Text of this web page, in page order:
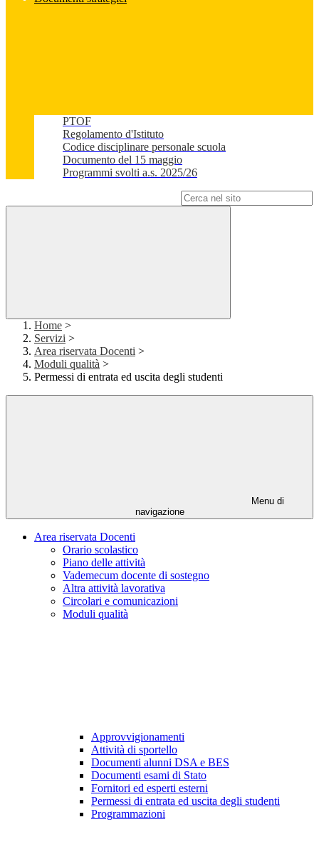
PTOF
Regolamento d'Istituto
Codice disciplinare personale scuola
Documento del 15 maggio
Programmi svolti a.s. 2025/26
Home >
Servizi >
Area riservata Docenti >
Moduli qualità >
Permessi di entrata ed uscita degli studenti
Menu di
navigazione
Area riservata Docenti
Orario scolastico
Piano delle attività
Vademecum docente di sostegno
Altra attività lavorativa
Circolari e comunicazioni
Moduli qualità
Approvvigionamenti
Attività di sportello
Documenti alunni DSA e BES
Documenti esami di Stato
Fornitori ed esperti esterni
Permessi di entrata ed uscita degli studenti
Programmazioni